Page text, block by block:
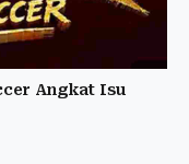
Angkat Isu